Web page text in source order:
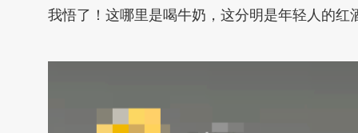
我悟了！这哪里是喝牛奶，这分明是年轻人的红